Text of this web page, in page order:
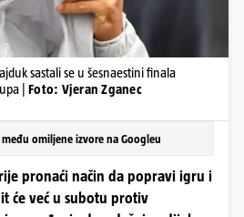
sastali se u šesnaestini finala
| Foto: Vjeran Zganec
omiljene izvore na Googleu
pronaći način da popravi igru i
će već u subotu protiv